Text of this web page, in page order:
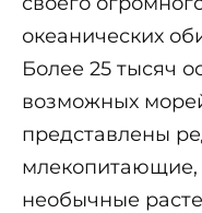
океанических
Более 25 тысяч
возможных
представлены
млекопитающие,
необычные